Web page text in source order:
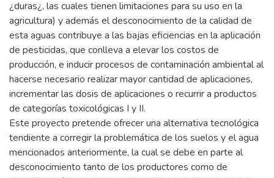
¿duras¿, las cuales tienen limitaciones para su uso en la
agricultura) y además el desconocimiento de la calidad de
esta aguas contribuye a las bajas eficiencias en la aplicación
de pesticidas, que conlleva a elevar los costos de
producción, e inducir procesos de contaminación ambiental al
hacerse necesario realizar mayor cantidad de aplicaciones,
incrementar las dosis de aplicaciones o recurrir a productos
de categorías toxicológicas I y II.
Este proyecto pretende ofrecer una alternativa tecnológica
tendiente a corregir la problemática de los suelos y el agua
mencionados anteriormente, la cual se debe en parte al
desconocimiento tanto de los productores como de